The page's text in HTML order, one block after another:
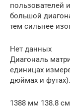
пользователей
большой
тем сильнее
Нет данных
Диагональ
единицах
дюймах и футах).
1388 мм 138.8 см